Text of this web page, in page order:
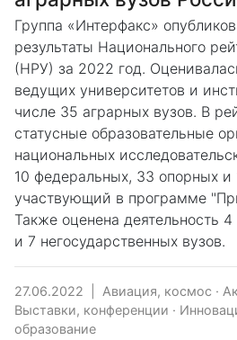
Группа «Интерфакс»
результаты Национального
(НРУ) за 2022 год.
ведущих университетов и
числе 35 аграрных вузов. В
статусные образовательные
национальных
10 федеральных, 33 опорных и
участвующий в программе
Также оценена деятельность
и 7 негосударственных вузов.
27.06.2022 Авиация, космос ·
Выставки, конференции ·
образование